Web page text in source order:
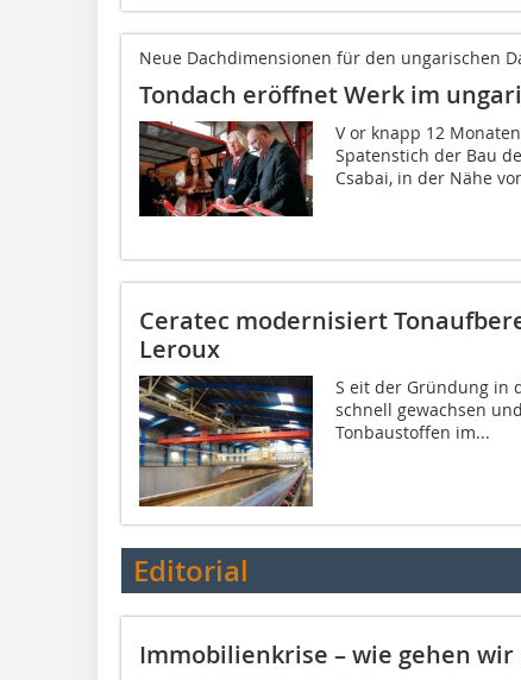
Neue Dachdimensionen für den ungarischen
Tondach eröffnet Werk im
V or knapp 12
Spatenstich der Bau
Csabai, in der Nähe
Ceratec modernisiert
Leroux
S eit der Gründung in
schnell gewachsen
Tonbaustoffen im...
Editorial
Immobilienkrise – wie gehen